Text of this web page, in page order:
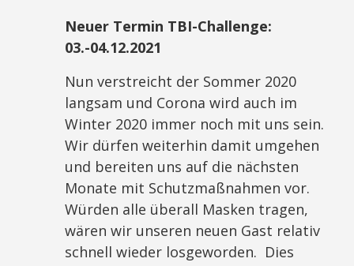
Neuer Termin TBI-Challenge:
03.-04.12.2021
Nun verstreicht der Sommer 2020
langsam und Corona wird auch im
Winter 2020 immer noch mit uns sein.
Wir dürfen weiterhin damit umgehen
und bereiten uns auf die nächsten
Monate mit Schutzmaßnahmen vor.
Würden alle überall Masken tragen,
wären wir unseren neuen Gast relativ
schnell wieder losgeworden. Dies